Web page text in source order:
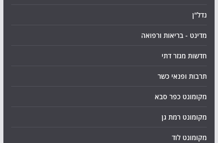
נדל"ן
מדינט - בריאות ורפואה
חדשות מגזר דתי
תרבות ופנאי כשר
מקומונט כפר סבא
מקומונט רמת גן
מקומונט לוד